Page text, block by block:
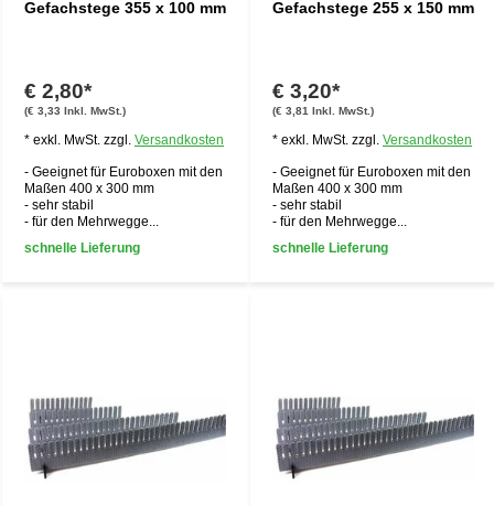
Gefachstege 355 x 100 mm
€ 2,80*
(€ 3,33 Inkl. MwSt.)
* exkl. MwSt. zzgl. Versandkosten
- Geeignet für Euroboxen mit den
Maßen 400 x 300 mm
- sehr stabil
- für den Mehrwegge...
schnelle Lieferung
Gefachstege 255 x 150 mm
€ 3,20*
(€ 3,81 Inkl. MwSt.)
* exkl. MwSt. zzgl. Versandkosten
- Geeignet für Euroboxen mit den
Maßen 400 x 300 mm
- sehr stabil
- für den Mehrwegge...
schnelle Lieferung